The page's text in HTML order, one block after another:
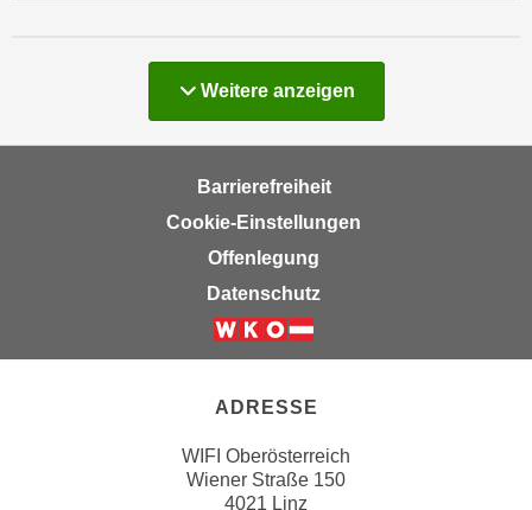
Weitere anzeigen
Barrierefreiheit
Cookie-Einstellungen
Offenlegung
Datenschutz
ADRESSE
WIFI Oberösterreich
Wiener Straße 150
4021 Linz